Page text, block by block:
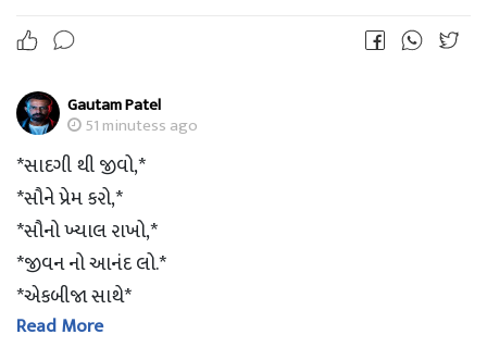
??Good Morning ??
??jsk??
Gautam Patel
51 minutess ago
*સાદગી થી જીવો,*
*સૌને પ્રેમ કરો,*
*સૌનો ખ્યાલ રાખો,*
*જીવન નો આનંદ લો.*
*એકબીજા સાથે*
*જોડાયેલા રહો.*
Read More